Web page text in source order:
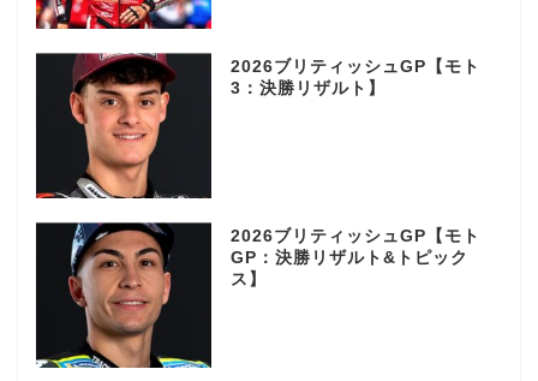
2026ブリティッシュGP【モト
3：決勝リザルト】
2026ブリティッシュGP【モト
GP：決勝リザルト&トピック
ス】